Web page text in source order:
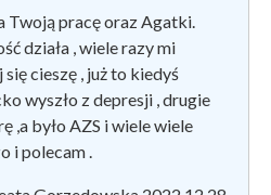
Twoją pracę oraz Agatki.
działa , wiele razy mi
cieszę , już to kiedyś
wyszło z depresji , drugie
,a było AZS i wiele wiele
i polecam .